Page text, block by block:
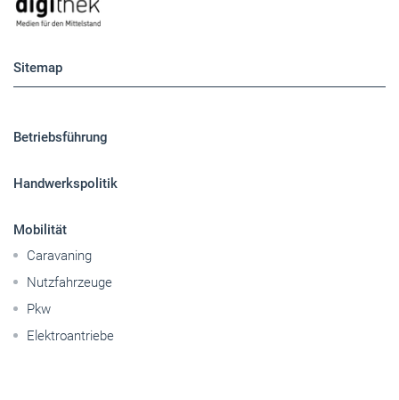
Sitemap
Betriebsführung
Handwerkspolitik
Mobilität
Caravaning
Nutzfahrzeuge
Pkw
Elektroantriebe